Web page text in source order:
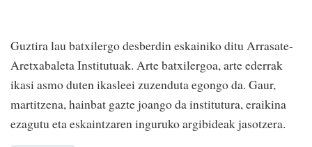
Guztira lau batxilergo desberdin eskainiko ditu Arrasate-
Aretxabaleta Institutuak. Arte batxilergoa, arte ederrak
ikasi asmo duten ikasleei zuzenduta egongo da. Gaur,
martitzena, hainbat gazte joango da institutura, eraikina
ezagutu eta eskaintzaren inguruko argibideak jasotzera.